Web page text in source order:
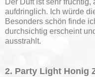
Der Duft ist sehr
aufdringlich. Ich würde
Besonders schön finde
durchsichtig erscheint
ausstrahlt.
2. Party Light Honig